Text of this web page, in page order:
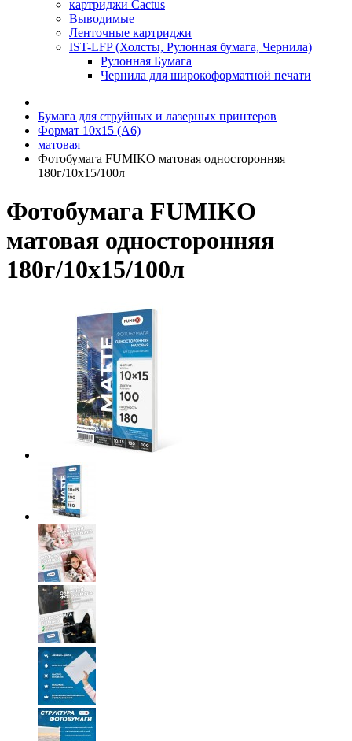
картриджи Cactus
Выводимые
Ленточные картриджи
IST-LFP (Холсты, Рулонная бумага, Чернила)
Рулонная Бумага
Чернила для широкоформатной печати
Бумага для струйных и лазерных принтеров
Формат 10х15 (A6)
матовая
Фотобумага FUMIKO матовая односторонняя
180г/10х15/100л
Фотобумага FUMIKO
матовая односторонняя
180г/10х15/100л